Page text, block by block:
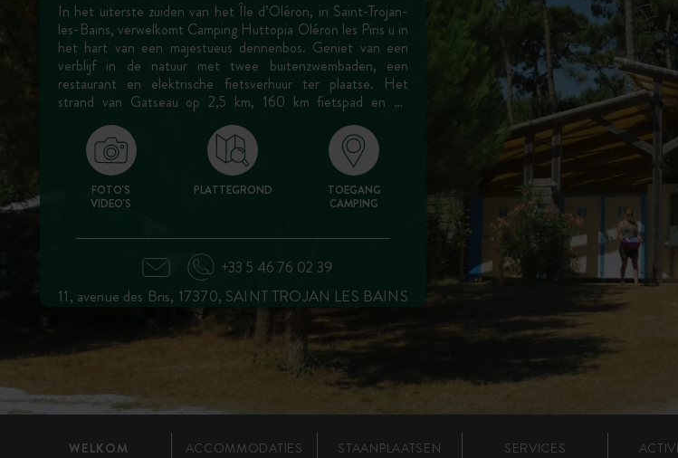
In het uiterste zuiden van het Île d’Oléron, in Saint-Trojan-
les-Bains, verwelkomt Camping Huttopia Oléron les Pins u in
het hart van een majestueus dennenbos. Geniet van een
verblijf in de natuur met twee buitenzwembaden, een
restaurant en elektrische fietsverhuur ter plaatse. Het
strand van Gatseau op 2,5 km, 160 km fietspad en de
typische dorpjes van het eiland: een ideale camping om het
Île d’Oléron te verkennen tussen oceaan, dennenbos en
authenticiteit.
FOTO'S
VIDEO'S
PLATTEGROND
TOEGANG
CAMPING
+33 5 46 76 02 39
11, avenue des Bris, 17370, SAINT TROJAN LES BAINS
WELKOM ACCOMMODATIES STAANPLAATSEN SERVICES